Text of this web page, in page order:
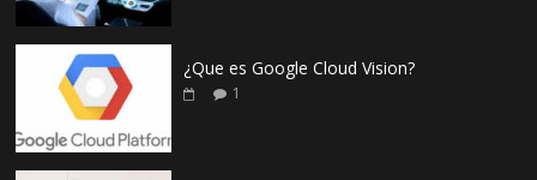
¿Que es Google Cloud Vision?
1